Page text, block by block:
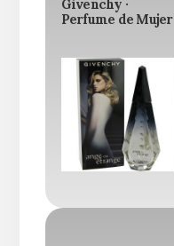
Givenchy ·
Perfume de Mujer